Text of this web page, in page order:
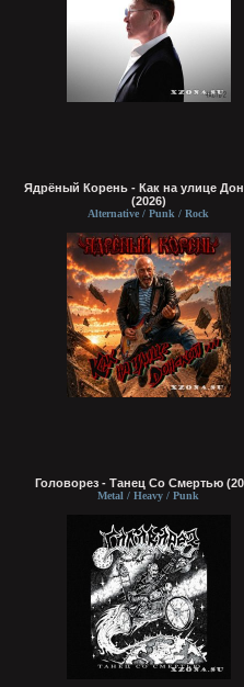
Ядрёный Корень - Как на улице
(2026)
Alternative / Punk / Rock
Головорез - Tанец Со Смертью
Metal / Heavy / Punk